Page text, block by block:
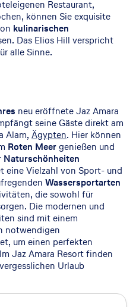
Restaurant,
können Sie exquisite
kulinarischen
Das Elios Hill verspricht
alle Sinne.
neu eröffnete Jaz Amara
seine Gäste direkt am
Alam, Ägypten. Hier können
Roten Meergenießen und
Naturschönheiten
eine Vielzahl von Sport- und
Wassersportarten
die sowohl für
Die modernen und
sind mit einem
notwendigen
um einen perfekten
Jaz Amara Resort finden
Urlaub